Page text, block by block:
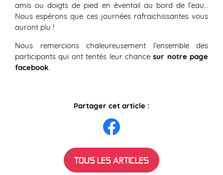
amis ou doigts de pied en éventail au bord de l’eau…
Nous espérons que ces journées rafraichissantes vous
auront plu !
Nous remercions chaleureusement l’ensemble des
participants qui ont tentés leur chancesur notre page
facebook.
Partager cet article :
TOUS LES ARTICLES